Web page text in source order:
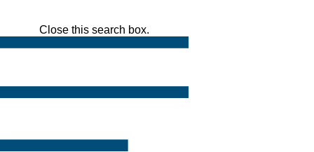
Close this search box.